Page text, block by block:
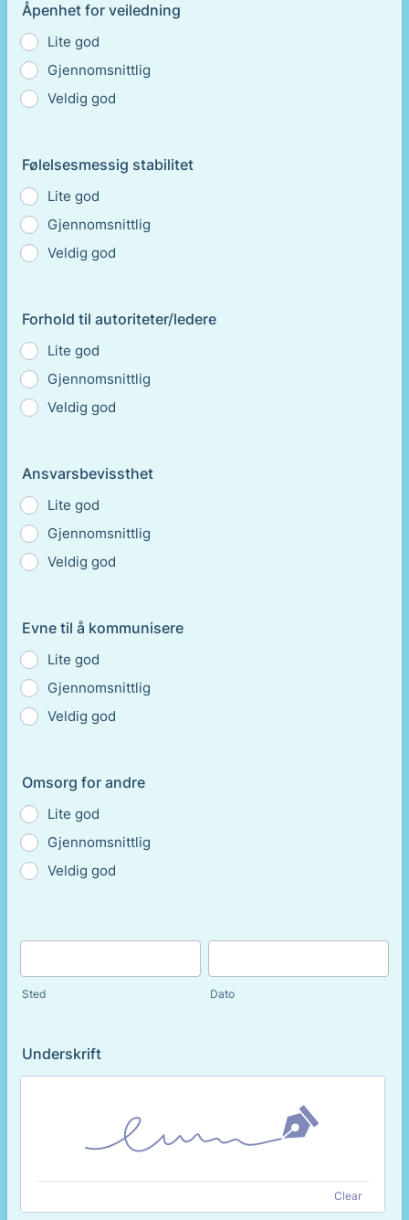
Åpenhet for veiledning
Lite god
Gjennomsnittlig
Veldig god
Følelsesmessig stabilitet
Lite god
Gjennomsnittlig
Veldig god
Forhold til autoriteter/ledere
Lite god
Gjennomsnittlig
Veldig god
Ansvarsbevissthet
Lite god
Gjennomsnittlig
Veldig god
Evne til å kommunisere
Lite god
Gjennomsnittlig
Veldig god
Omsorg for andre
Lite god
Gjennomsnittlig
Veldig god
Sted Dato
Underskrift
Clear